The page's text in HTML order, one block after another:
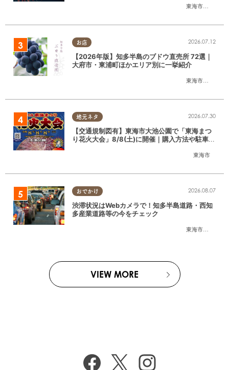
東海市
,大府市
お店
東海市
,大府市
2026.07.12
【2026年版】知多半島のブドウ直売所 72選｜
大府市・東浦町ほかエリア別に一挙紹介
地元ネタ
東海市
2026.07.30
【交通規制図有】東海市大池公園で「東海まつ
り花火大会」8/8(土)に開催｜購入方法や駐車場
おでかけ
東海市
,大府市
2026.08.07
渋滞状況はWebカメラで！知多半島道路・西知
多産業道路等の今をチェック
VIEW MORE